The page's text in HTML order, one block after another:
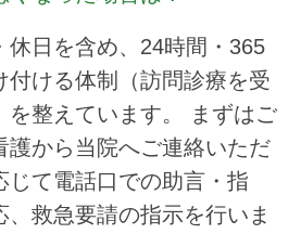
休日を含め、24時間・365
付ける体制（訪問診療を受
を整えています。 まずはご
護から当院へご連絡いただ
じて電話口での助言・指
、救急要請の指示を行いま